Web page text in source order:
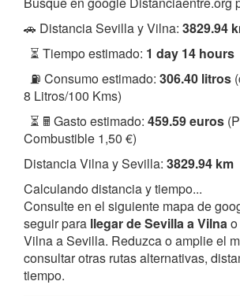
🚗 Distancia Sevilla y Vilna: 3829.94
⏳ Tiempo estimado: 1 day 14 hours
⛽ Consumo estimado: 306.40 litros
8 Litros/100 Kms)
⏳ 🖩 Gasto estimado: 459.59 euros
Combustible 1,50 €)
Distancia Vilna y Sevilla: 3829.94 km
Calculando distancia y tiempo...
Consulte en el siguiente mapa de
seguir para llegar de Sevilla a Vilna
Vilna a Sevilla. Reduzca o amplie el
consultar otras rutas alternativas,
tiempo.